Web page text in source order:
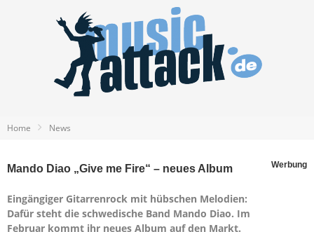
Home News
Mando Diao „Give me Fire“ – neues Album Werbung
Eingängiger Gitarrenrock mit hübschen Melodien:
Dafür steht die schwedische Band Mando Diao. Im
Februar kommt ihr neues Album auf den Markt.